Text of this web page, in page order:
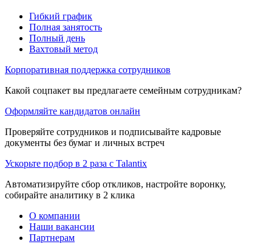
Гибкий график
Полная занятость
Полный день
Вахтовый метод
Корпоративная поддержка сотрудников
Какой соцпакет вы предлагаете семейным сотрудникам?
Оформляйте кандидатов онлайн
Проверяйте сотрудников и подписывайте кадровые
документы без бумаг и личных встреч
Ускорьте подбор в 2 раза с Talantix
Автоматизируйте сбор откликов, настройте воронку,
собирайте аналитику в 2 клика
О компании
Наши вакансии
Партнерам